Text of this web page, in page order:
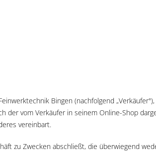
Bingen (nachfolgend
der vom Verkäufer in seinem Online-Shop
vereinbart.
zu Zwecken abschließt, die überwiegend